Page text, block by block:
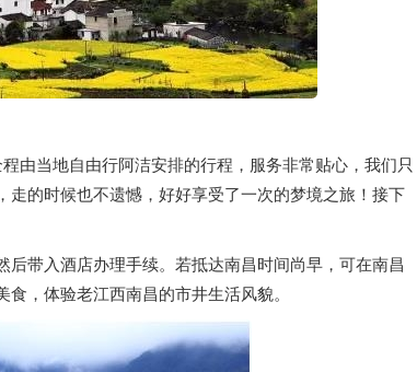
由当地自由行阿洁安排的行程，服务非常贴心，我们只
的时候也不遗憾，好好享受了一次的梦境之旅！接下
带入酒店办理手续。若抵达南昌时间尚早，可在南昌
，体验老江西南昌的市井生活风貌。